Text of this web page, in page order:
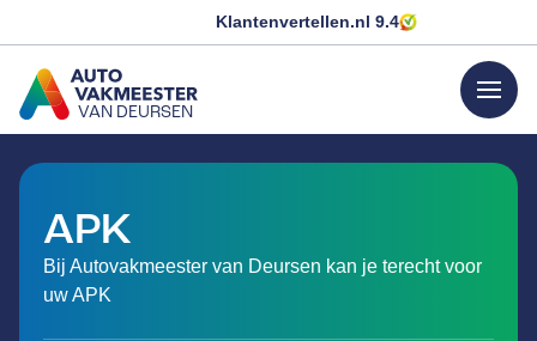
Klantenvertellen.nl 9.4
VAN DEURSEN
GA NAAR DE HOMEPAGINA
menu
APK
Bij Autovakmeester van Deursen kan je terecht voor
uw APK